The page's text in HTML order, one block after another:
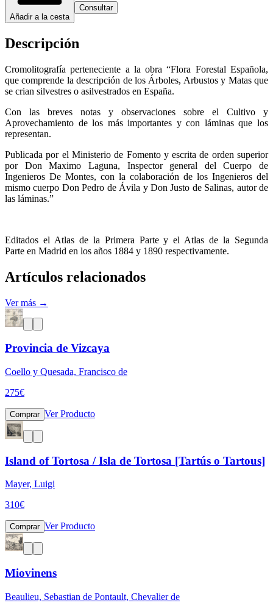
Añadir a la cesta
Consultar
Descripción
Cromolitografía perteneciente a la obra “Flora Forestal Española,
que comprende la descripción de los Árboles, Arbustos y Matas que
se crian silvestres o asilvestrados en España.
Con las breves notas y observaciones sobre el Cultivo y
Aprovechamiento de los más importantes y con láminas que los
representan.
Publicada por el Ministerio de Fomento y escrita de orden superior
por Don Maximo Laguna, Inspector general del Cuerpo de
Ingenieros De Montes, con la colaboración de los Ingenieros del
mismo cuerpo Don Pedro de Ávila y Don Justo de Salinas, autor de
las láminas.”
Editados el Atlas de la Primera Parte y el Atlas de la Segunda
Parte en Madrid en los años 1884 y 1890 respectivamente.
Artículos relacionados
Ver más →
Provincia de Vizcaya
Coello y Quesada, Francisco de
275€
Comprar Ver Producto
Island of Tortosa / Isla de Tortosa [Tartús o Tartous]
Mayer, Luigi
310€
Comprar Ver Producto
Miovinens
Beaulieu, Sebastian de Pontault, Chevalier de